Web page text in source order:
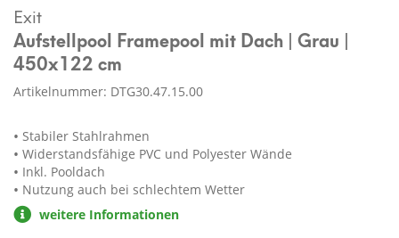
Exit
Aufstellpool Framepool mit Dach | Grau |
450x122 cm
Artikelnummer: DTG30.47.15.00
Stabiler Stahlrahmen
Widerstandsfähige PVC und Polyester Wände
Inkl. Pooldach
Nutzung auch bei schlechtem Wetter
weitere Informationen